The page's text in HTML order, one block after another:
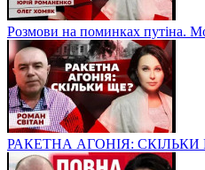
Розмови на поминках путіна.
РАКЕТНА АГОНІЯ: СКІЛЬКИ